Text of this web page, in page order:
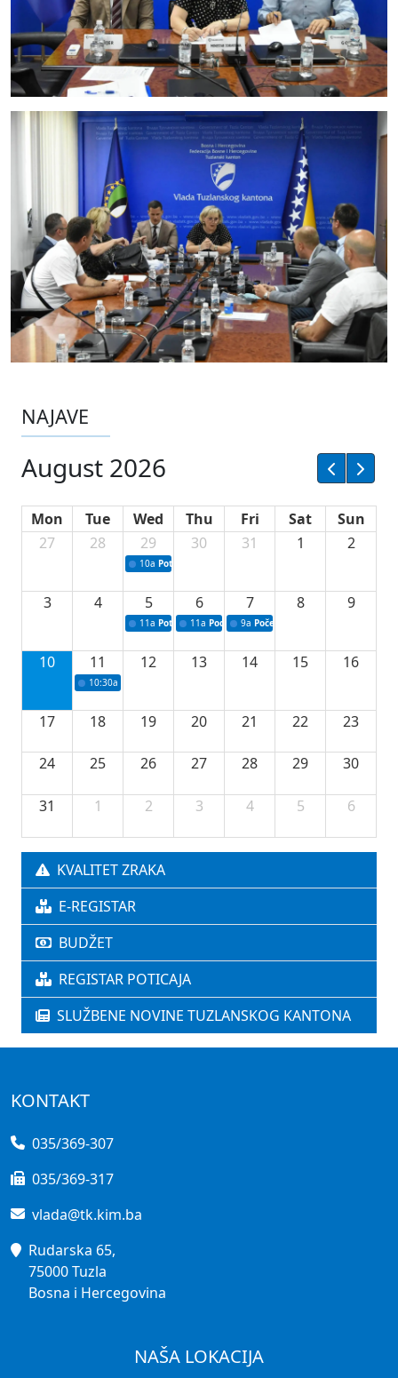
NAJAVE
August 2026
Mon Tue Wed Thu Fri Sat
Sun
27
28 29
10a Potpisivanje ugovora sa neprofitnim
30 31 1 2
3 4 5
11a Potpisivanje ugovora o stipendijama za
6
11a Podrška razvoju vodne infrastrukture u
7
9a Početak izgradnje nove
8 9
10 11
10:30a
12 13 14 15 16
17 18 19 20 21 22 23
24 25 26 27 28 29 30
31 1 2 3 4 5 6
KVALITET ZRAKA
E-REGISTAR
BUDŽET
REGISTAR POTICAJA
SLUŽBENE NOVINE TUZLANSKOG KANTONA
KONTAKT
035/369-307
035/369-317
vlada@tk.kim.ba
Rudarska 65,
75000 Tuzla
Bosna i Hercegovina
NAŠA LOKACIJA